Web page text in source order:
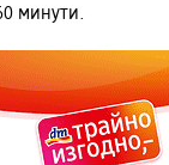
минути.